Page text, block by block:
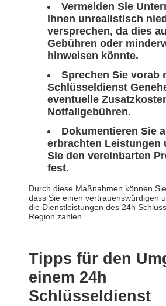
Vermeiden Sie
Ihnen unrealistisch
versprechen, da dies
Gebühren oder
hinweisen könnte.
Sprechen Sie vorab
Schlüsseldienst
eventuelle
Notfallgebühren.
Dokumentieren Sie
erbrachten Leistungen
Sie den vereinbarten
fest.
Durch diese Maßnahmen können
dass Sie einen vertrauenswürdigen
die Dienstleistungen des 24h
Region zahlen.
Tipps für den
einem 24h
Schlüsseldienst